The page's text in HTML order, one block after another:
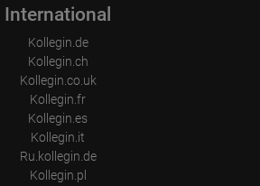
International
Kollegin.de
Kollegin.ch
Kollegin.co.uk
Kollegin.fr
Kollegin.es
Kollegin.it
Ru.kollegin.de
Kollegin.pl